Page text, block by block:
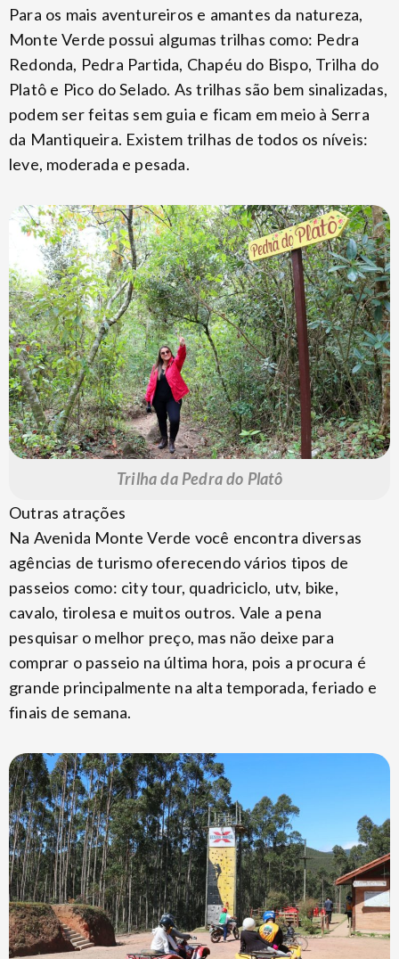
Para os mais aventureiros e amantes da natureza,
Monte Verde possui algumas trilhas como: Pedra
Redonda, Pedra Partida, Chapéu do Bispo, Trilha do
Platô e Pico do Selado. As trilhas são bem sinalizadas,
podem ser feitas sem guia e ficam em meio à Serra
da Mantiqueira. Existem trilhas de todos os níveis:
leve, moderada e pesada.
Trilha da Pedra do Platô
Outras atrações
Na Avenida Monte Verde você encontra diversas
agências de turismo oferecendo vários tipos de
passeios como: city tour, quadriciclo, utv, bike,
cavalo, tirolesa e muitos outros. Vale a pena
pesquisar o melhor preço, mas não deixe para
comprar o passeio na última hora, pois a procura é
grande principalmente na alta temporada, feriado e
finais de semana.